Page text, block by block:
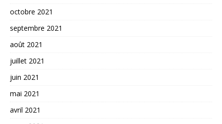
octobre 2021
septembre 2021
août 2021
juillet 2021
juin 2021
mai 2021
avril 2021